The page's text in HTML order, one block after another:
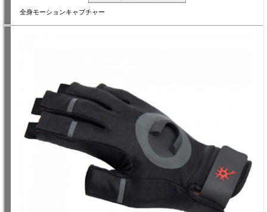
全身モーションキャプチャー